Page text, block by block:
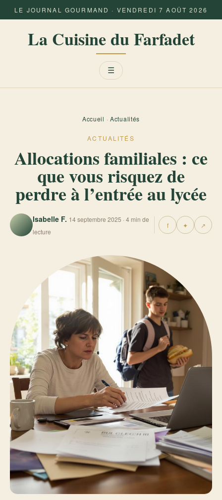
LE JOURNAL GOURMAND · VENDREDI 7 AOÛT 2026
La Cuisine du Farfadet
Menu
☰
Accueil · Actualités
ACTUALITÉS
Allocations familiales : ce
que vous risquez de
perdre à l’entrée au lycée
Isabelle F. 14 septembre 2025 · 4 min de
lecture
f ✦ ↗